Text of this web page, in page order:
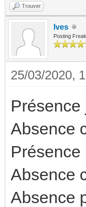
Trouver
Ives
Posting Freak
25/03/2020,
Présence
Absence
Présence
Absence
Absence